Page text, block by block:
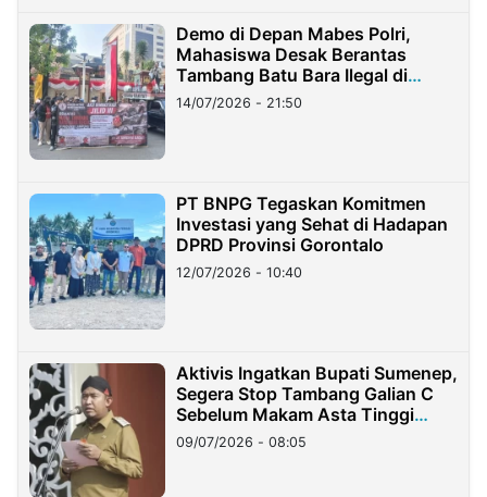
Demo di Depan Mabes Polri,
Mahasiswa Desak Berantas
Tambang Batu Bara Ilegal di
Lampung
14/07/2026 - 21:50
PT BNPG Tegaskan Komitmen
Investasi yang Sehat di Hadapan
DPRD Provinsi Gorontalo
12/07/2026 - 10:40
Aktivis Ingatkan Bupati Sumenep,
Segera Stop Tambang Galian C
Sebelum Makam Asta Tinggi
Longsor
09/07/2026 - 08:05